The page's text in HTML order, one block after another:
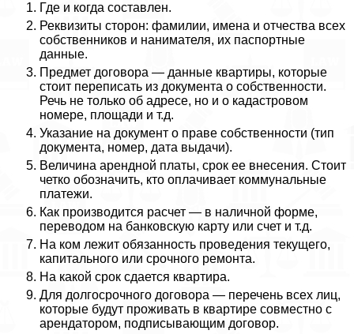
Где и когда составлен.
Реквизиты сторон: фамилии, имена и отчества всех
собственников и нанимателя, их паспортные
данные.
Предмет договора — данные квартиры, которые
стоит переписать из документа о собственности.
Речь не только об адресе, но и о кадастровом
номере, площади и т.д.
Указание на документ о праве собственности (тип
документа, номер, дата выдачи).
Величина арендной платы, срок ее внесения. Стоит
четко обозначить, кто оплачивает коммунальные
платежи.
Как производится расчет — в наличной форме,
переводом на банковскую карту или счет и т.д.
На ком лежит обязанность проведения текущего,
капитального или срочного ремонта.
На какой срок сдается квартира.
Для долгосрочного договора — перечень всех лиц,
которые будут проживать в квартире совместно с
арендатором, подписывающим договор.